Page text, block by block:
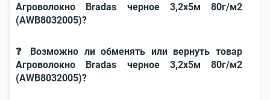
Агроволокно Bradas черное 3,2х5м 80г/м2
(AWB8032005)?
❓ Возможно ли обменять или вернуть товар
Агроволокно Bradas черное 3,2х5м 80г/м2
(AWB8032005)?